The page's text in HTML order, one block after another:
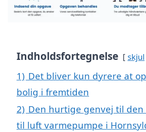
Indholdsfortegnelse skjul
1) Det bliver kun dyrere at
bolig i fremtiden
2) Den hurtige genvej til
til luft varmepumpe i